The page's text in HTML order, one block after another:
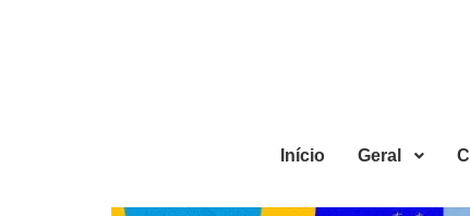
Início Geral